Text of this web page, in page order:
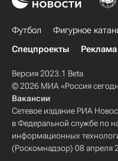
Футбол Фигурное
Спецпроекты
Реклама
Версия 2023.1 Beta
© 2026 МИА «Россия
Вакансии
Сетевое издание РИА
в Федеральной службе по
информационных
(Роскомнадзор) 08 апреля